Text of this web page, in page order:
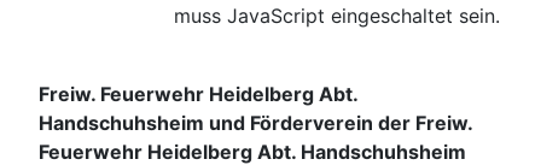
muss JavaScript eingeschaltet sein.
Freiw. Feuerwehr Heidelberg Abt.
Handschuhsheim und Förderverein der Freiw.
Feuerwehr Heidelberg Abt. Handschuhsheim